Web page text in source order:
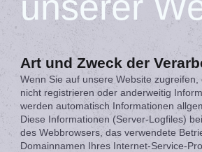
Art und Zweck der
Wenn Sie auf unsere Website zugreifen,
nicht registrieren oder anderweitig
werden automatisch Informationen
Diese Informationen (Server-Logfiles)
des Webbrowsers, das verwendete
Domainnamen Ihres Internet-Service-